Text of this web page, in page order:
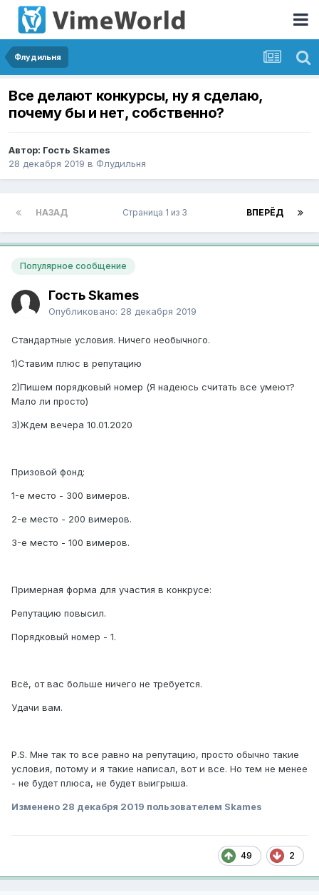
Флудильня
Все делают конкурсы, ну я сделаю,
почему бы и нет, собственно?
Автор: Гость Skames
28 декабря 2019 в Флудильня
НАЗАД ВПЕРЁД
Страница 1 из 3
Популярное сообщение
Гость Skames
Опубликовано: 28 декабря 2019
Стандартные условия. Ничего необычного.
1)Ставим плюс в репутацию
2)Пишем порядковый номер (Я надеюсь считать все умеют?
Мало ли просто)
3)Ждем вечера 10.01.2020
Призовой фонд:
1-е место - 300 вимеров.
2-е место - 200 вимеров.
3-е место - 100 вимеров.
Примерная форма для участия в конкрусе:
Репутацию повысил.
Порядковый номер - 1.
Всё, от вас больше ничего не требуется.
Удачи вам.
P.S. Мне так то все равно на репутацию, просто обычно такие
условия, потому и я такие написал, вот и все. Но тем не менее
- не будет плюса, не будет выигрыша.
Изменено 28 декабря 2019 пользователем Skames
49 2